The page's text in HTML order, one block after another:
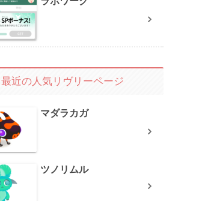
最近の人気リヴリーページ
マダラカガ
ツノリムル